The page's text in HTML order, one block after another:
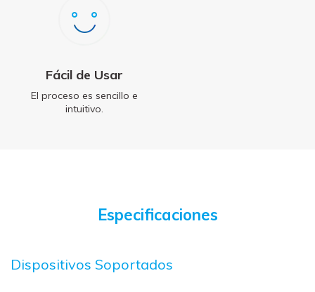
Fácil de Usar
El proceso es sencillo e
intuitivo.
Especificaciones
Dispositivos Soportados